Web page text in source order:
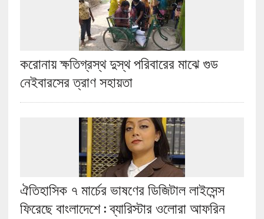
করোনায় ক্ষতিগ্রস্থ দুস্থ পরিবারের মাঝে গুড
নেইবারসের ত্রাণ সহায়তা
ঐতিহাসিক ৭ মার্চের ভাষণের ডিজিটাল লাইসেন্স
ফিরেছে বাংলাদেশে : ব্যারিস্টার ওলোরা আফরিন